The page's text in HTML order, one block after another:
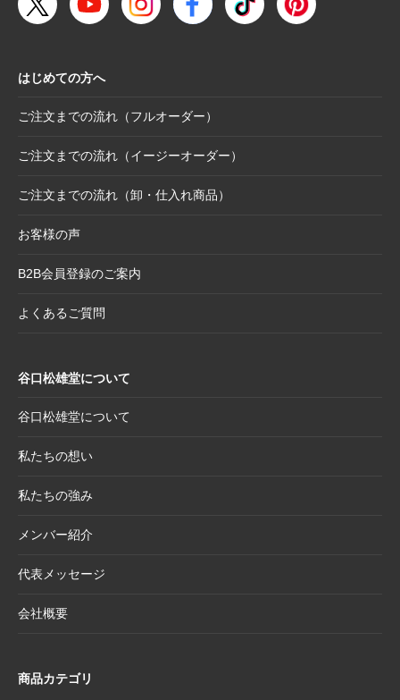
こが描く、ワンダーランドへと誘うアートグ
ッズ〈メモボックス〉と〈ミニアートボック
2025.10.16
日付誤植に関するお詫びと交換対応のお知ら
2025.8.28 【和綴じノート】新柄発表
2025.8.21
2025.8.19
【新商品案内】躍進を呼び込む縁起物─2026
ダー受付開始
2025.6.11
【新商品】「日本画の巨匠たち」新作5アイテ
はじめての方へ
ご注文までの流れ（フルオーダー）
ご注文までの流れ（イージーオーダー）
ご注文までの流れ（卸・仕入れ商品）
お客様の声
B2B会員登録のご案内
よくあるご質問
谷口松雄堂について
谷口松雄堂について
私たちの想い
私たちの強み
メンバー紹介
代表メッセージ
会社概要
商品カテゴリ